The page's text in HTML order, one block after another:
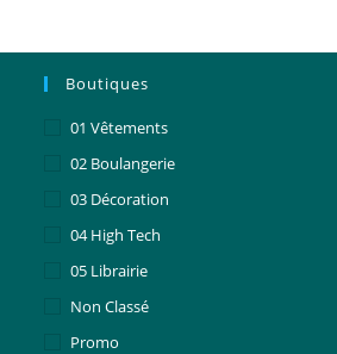
Boutiques
01 Vêtements
02 Boulangerie
03 Décoration
04 High Tech
05 Librairie
Non Classé
Promo